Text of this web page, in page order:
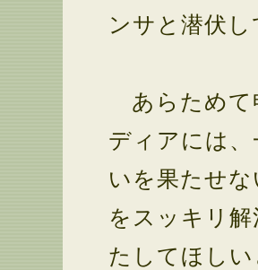
ンサと潜伏
あらためて
ディアには
いを果たせ
をスッキリ
たしてほし